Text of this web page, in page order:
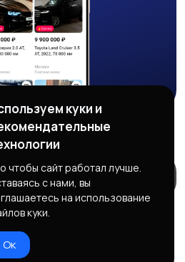
куки и
чтобы сайт работал лучше.
с нами, вы
на использование
куки.
Ок